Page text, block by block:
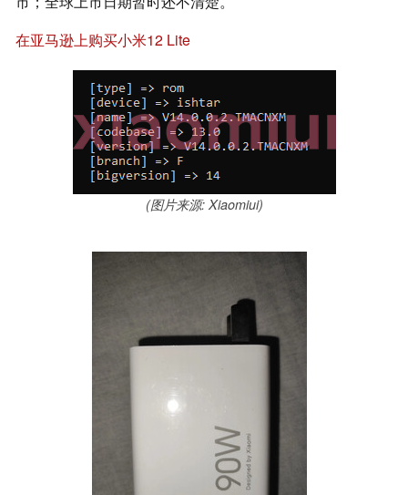
在亚马逊上购买小米12 Lite
(图片来源: Xiaomiui)